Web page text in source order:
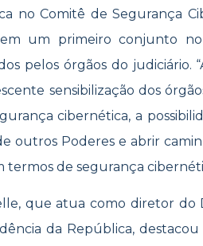
no Comitê de Segurança
um primeiro conjunto
pelos órgãos do judiciário.
sensibilização dos
cibernética, a
outros Poderes e abrir
termos de segurança
que atua como diretor do
da República,